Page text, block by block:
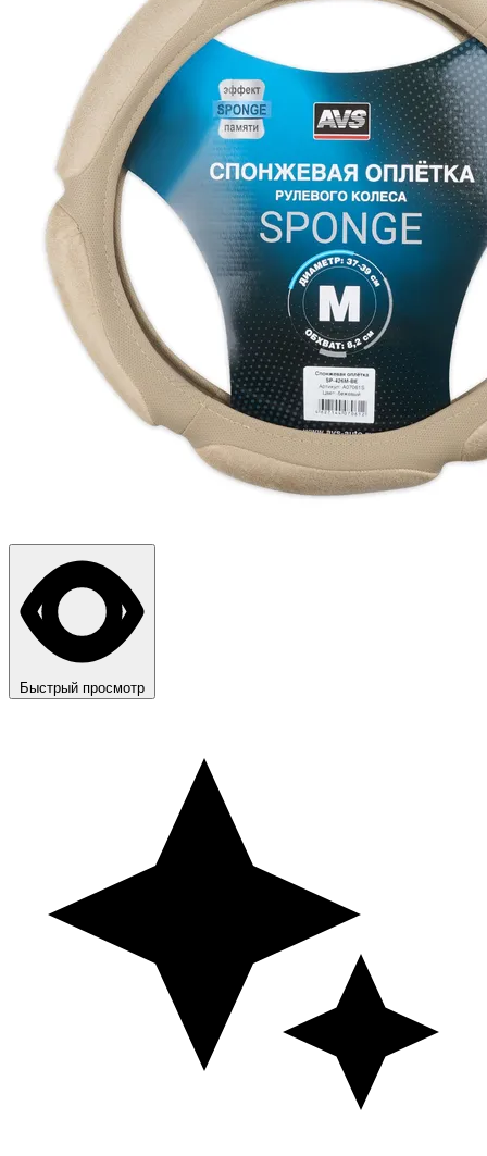
Быстрый просмотр